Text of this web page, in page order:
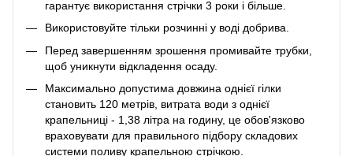
гарантує використання стрічки 3 роки і більше.
Використовуйте тільки розчинні у воді добрива.
Перед завершенням зрошення промивайте трубки,
щоб уникнути відкладення осаду.
Максимально допустима довжина однієї гілки
становить 120 метрів, витрата води з однієї
крапельниці - 1,38 літра на годину, це обов'язково
враховувати для правильного підбору складових
системи поливу крапельною стрічкою.